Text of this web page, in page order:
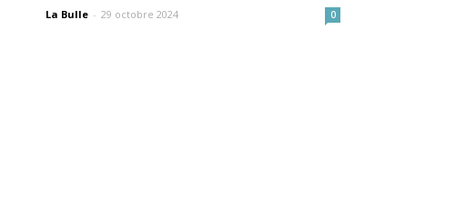
La Bulle - 29 octobre 2024 0